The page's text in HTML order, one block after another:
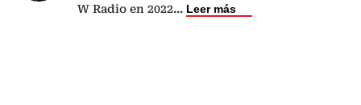
W Radio en 2022... Leer más